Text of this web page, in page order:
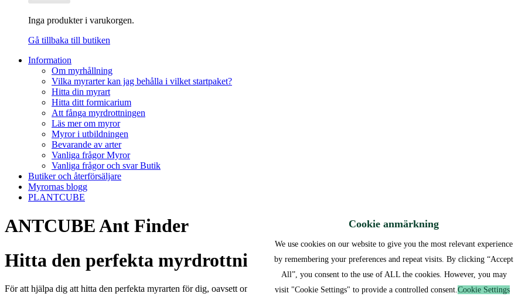
Inga produkter i varukorgen.
Gå tillbaka till butiken
Information
Om myrhållning
Vilka myrarter kan jag behålla i vilket startpaket?
Hitta din myrart
Hitta ditt formicarium
Att fånga myrdrottningen
Läs mer om myror
Myror i utbildningen
Bevarande av arter
Vanliga frågor Myror
Vanliga frågor och svar Butik
Butiker och återförsäljare
Myrornas blogg
PLANTCUBE
ANTCUBE Ant Finder
Hitta den perfekta myrdrottningen eller kolonin som du kan
För att hjälpa dig att hitta den perfekta myrarten för dig, oavsett om du är nybörjare, redan har viss erfarenhet eller redan är expert på att
Cookie anmärkning
We use cookies on our website to give you the most relevant experience
by remembering your preferences and repeat visits. By clicking “Accept
All”, you consent to the use of ALL the cookies. However, you may
visit "Cookie Settings" to provide a controlled consent.Cookie Settings